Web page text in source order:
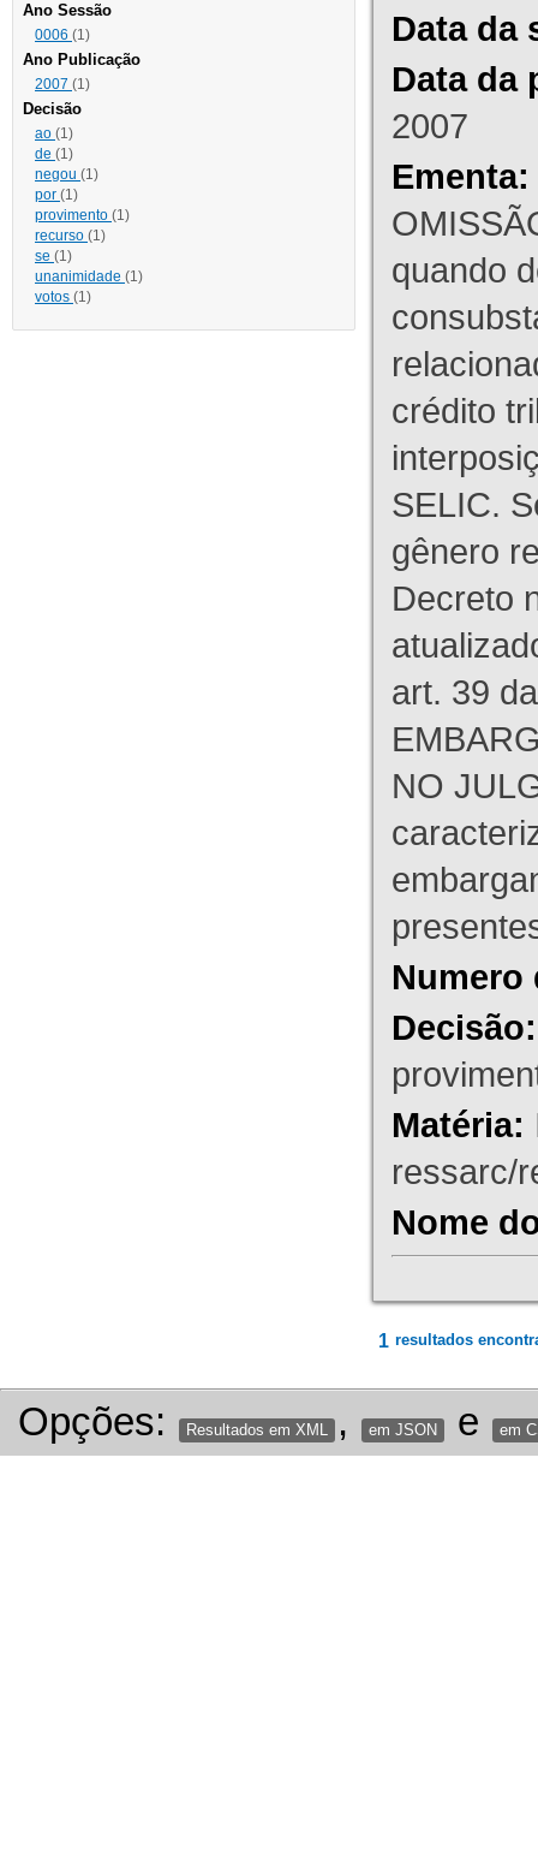
Ano Sessão
0006 (1)
Ano Publicação
2007 (1)
Decisão
ao (1)
de (1)
negou (1)
por (1)
provimento (1)
recurso (1)
se (1)
unanimidade (1)
votos (1)
Data da
Data da
2007
Ementa:
quando
crédito
SELIC.
gênero
Decreto
art. 39
NO
Numero
Decisão:
Matéria:
ressarc/
Nome
1 resultados
Opções: Resultados em XML , em JSON e em